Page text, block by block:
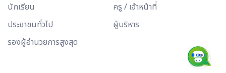
นักเรียน
ครู / เจ้าหน้าที่
ประชาชนทั่วไป
ผู้บริหาร
รองผู้อำนวยการสูงสุด